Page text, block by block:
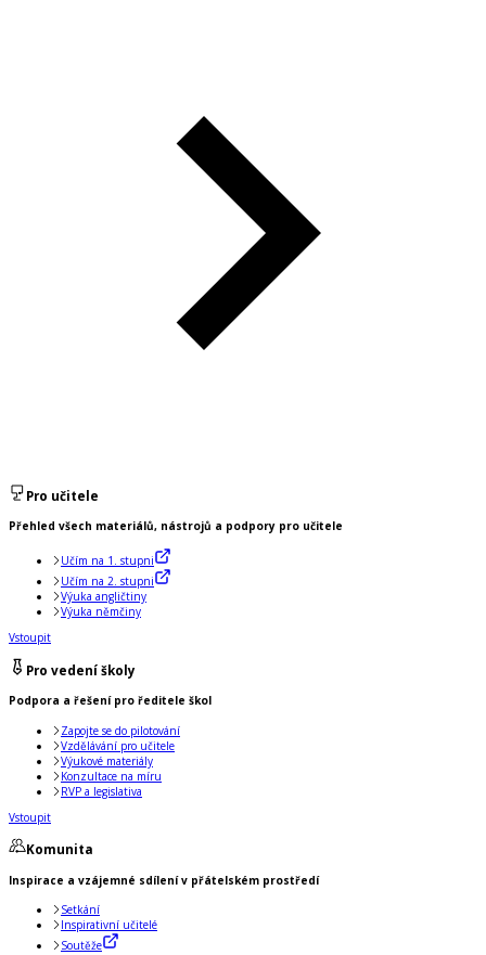
Pro učitele
Přehled všech materiálů, nástrojů a podpory pro učitele
Učím na 1. stupni
Učím na 2. stupni
Výuka angličtiny
Výuka němčiny
Vstoupit
Pro vedení školy
Podpora a řešení pro ředitele škol
Zapojte se do pilotování
Vzdělávání pro učitele
Výukové materiály
Konzultace na míru
RVP a legislativa
Vstoupit
Komunita
Inspirace a vzájemné sdílení v přátelském prostředí
Setkání
Inspirativní učitelé
Soutěže